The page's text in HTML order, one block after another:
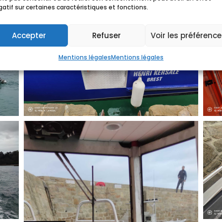
sur certaines caractéristiques et fonctions.
Accepter Refuser Voir les
Mentions légalesMentions légales